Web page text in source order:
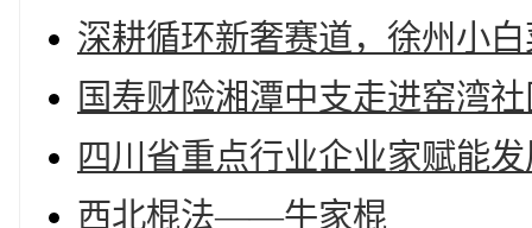
深耕循环新奢赛道，徐州小
国寿财险湘潭中支走进窑湾
四川省重点行业企业家赋能
西北棍法——牛家棍